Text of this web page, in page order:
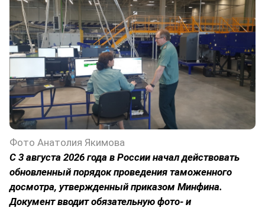
Фото Анатолия Якимова
С 3 августа 2026 года в России начал действовать
обновленный порядок проведения таможенного
досмотра, утвержденный приказом Минфина.
Документ вводит обязательную фото- и